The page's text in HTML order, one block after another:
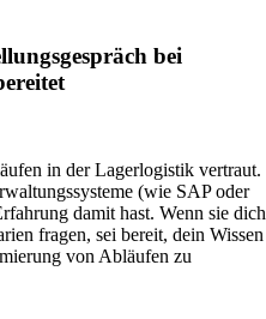
bei
in der Lagerlogistik vertraut.
(wie SAP oder
damit hast. Wenn sie dich
fragen, sei bereit, dein Wissen
von Abläufen zu